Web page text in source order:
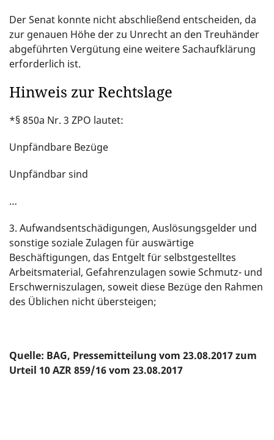
Der Senat konnte nicht abschließend entscheiden, da
zur genauen Höhe der zu Unrecht an den Treuhänder
abgeführten Vergütung eine weitere Sachaufklärung
erforderlich ist.
Hinweis zur Rechtslage
*§ 850a Nr. 3 ZPO lautet:
Unpfändbare Bezüge
Unpfändbar sind
…
3. Aufwandsentschädigungen, Auslösungsgelder und
sonstige soziale Zulagen für auswärtige
Beschäftigungen, das Entgelt für selbstgestelltes
Arbeitsmaterial, Gefahrenzulagen sowie Schmutz- und
Erschwerniszulagen, soweit diese Bezüge den Rahmen
des Üblichen nicht übersteigen;
Quelle: BAG, Pressemitteilung vom 23.08.2017 zum
Urteil 10 AZR 859/16 vom 23.08.2017